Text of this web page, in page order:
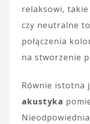
relaksowi,
czy neutralne
połączenia
na stworzenie
Równie istotna
akustyka